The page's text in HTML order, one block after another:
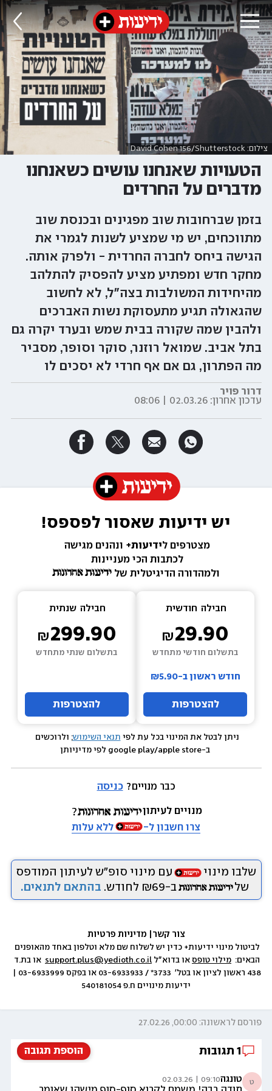
צילום: David Cohen 156/Shutterstock
הטעויות שאנחנו עושים כשאנחנו
מדברים על החרדים
בזמן שברחובות שוב מפגינים ובכנסת שוב
מתווכחים, יש מי שמציע לשנות לגמרי את
הגישה ביחס לחברה החרדית - ולפרק אותה.
מחקר חדש ומפתיע מציע להפסיק להתלהב
מהיחידות המשולבות בצה"ל, לא לחשוב
שהגאולה תגיע מתעסוקת נשות האברכים
ולהבין שמה שקורה בבית שמש ובערד יקרה גם
בתל אביב. שמואל רוזנר, סוקר וסופר, מסביר
מה הפתרון, גם אם אף חרדי לא יסכים לו
דרור פויר
עדכון אחרון:02.03.26 | 08:06
יש ידיעות שאסור לפספס!
מצטרפים לידיעות+ ונהנים מגישה
לכתבות הכי מעניינות
ולמהדורה הדיגיטלית של
חבילה חודשית
29.90
בתשלום חודשי מתחדש
חודש ראשון ב-₪5.90
להצטרפות
חבילה שנתית
299.90
בתשלום שנתי מתחדש
להצטרפות
ניתן לבטל את המינוי בכל עת לפי תנאי השימוש; ולרוכשים
כבר מנויים? כניסה
מנויים לעיתון
צרו חשבון ל-
ללא עלות
שלבו מינוי
עם מינוי סופ״ש לעיתון המודפס
של
ב-₪69 לחודש. בהתאם לתנאים.
צור קשר
הבאים: מילוי טופס או בדוא״ל support.plus@yedioth.co.il
ידיעות מינויים ח.פ 540181054
פורסם לראשונה: 00:00, 27.02.26
הוספת תגובה 1 תגובות
ט טונגה09:10 | 02.03.26